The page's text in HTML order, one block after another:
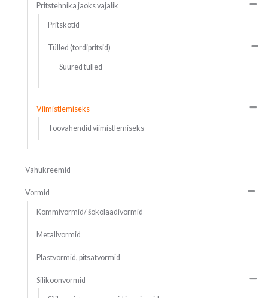
Pritstehnika jaoks vajalik
Pritskotid
Tülled (tordipritsid)
Suured tülled
Viimistlemiseks
Töövahendid viimistlemiseks
Vahukreemid
Vormid
Kommivormid/ šokolaadivormid
Metallvormid
Plastvormid, pitsatvormid
Silikoonvormid